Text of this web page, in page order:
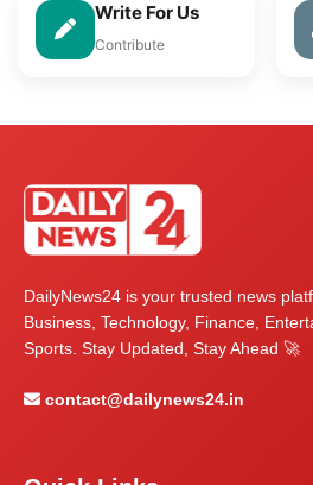
Write For Us
Contribute
DailyNews24 is your trusted news
Business, Technology, Finance,
Sports. Stay Updated, Stay Ahead 🚀
contact@dailynews24.in